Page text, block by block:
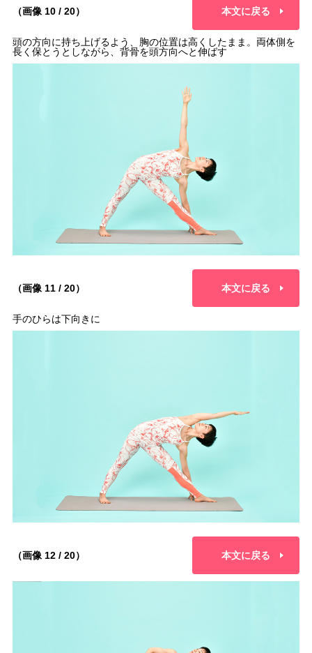
（画像 10 / 20） 本文に戻る
頭の方向に持ち上げるよう、胸の位置は高くしたまま。両体側を
長く保とうとしながら、背骨を頭方向へと伸ばす
（画像 11 / 20） 本文に戻る
手のひらは下向きに
（画像 12 / 20） 本文に戻る